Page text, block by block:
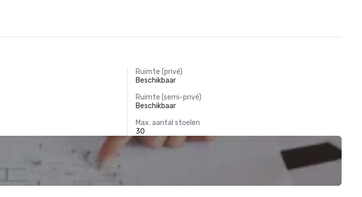
Ruimte (privé)
Beschikbaar
Ruimte (semi-privé)
Beschikbaar
Max. aantal stoelen
30